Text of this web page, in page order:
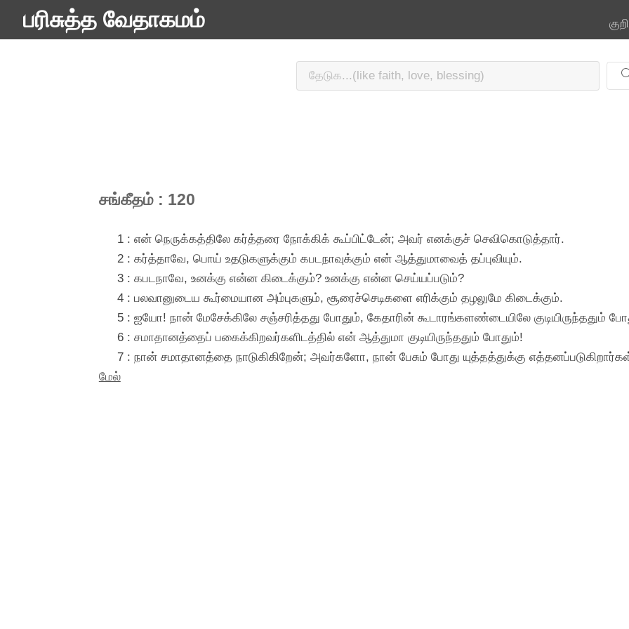
பரிசுத்த வேதாகமம்
சங்கீதம் : 120
1 : என் நெருக்கத்திலே கர்த்தரை நோக்கிக் கூப்பிட்டேன்; அவர் எனக்குச் செவிகொடுத்தார்.
2 : கர்த்தாவே, பொய் உதடுகளுக்கும் கபடநாவுக்கும் என் ஆத்துமாவைத் தப்புவியும்.
3 : கபடநாவே, உனக்கு என்ன கிடைக்கும்? உனக்கு என்ன செய்யப்படும்?
4 : பலவானுடைய கூர்மையான அம்புகளும், சூரைச்செடிகளை எரிக்கும் தழலுமே கிடைக்கும்.
5 : ஐயோ! நான் மேசேக்கிலே சஞ்சரித்தது போதும், கேதாரின் கூடாரங்களண்டையிலே குடியிருந்ததும்
6 : சமாதானத்தைப் பகைக்கிறவர்களிடத்தில் என் ஆத்துமா குடியிருந்ததும் போதும்!
7 : நான் சமாதானத்தை நாடுகிகிறேன்; அவர்களோ, நான் பேசும் போது யுத்தத்துக்கு
மேல்